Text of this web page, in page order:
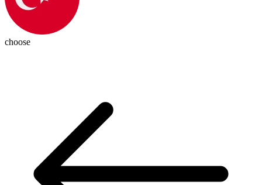
choose